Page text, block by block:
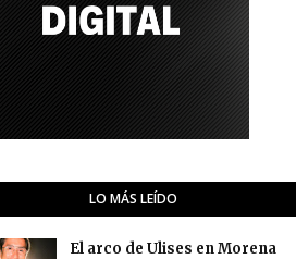
LO MÁS LEÍDO
El arco de Ulises en Morena